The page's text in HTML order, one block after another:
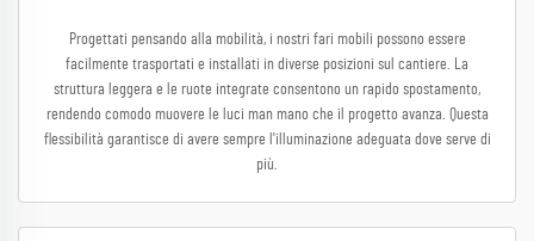
Progettati pensando alla mobilità, i nostri fari mobili possono essere
facilmente trasportati e installati in diverse posizioni sul cantiere. La
struttura leggera e le ruote integrate consentono un rapido spostamento,
rendendo comodo muovere le luci man mano che il progetto avanza. Questa
flessibilità garantisce di avere sempre l'illuminazione adeguata dove serve di
più.